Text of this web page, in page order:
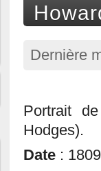
Dernière
Portrait
Hodges).
Date : 1809